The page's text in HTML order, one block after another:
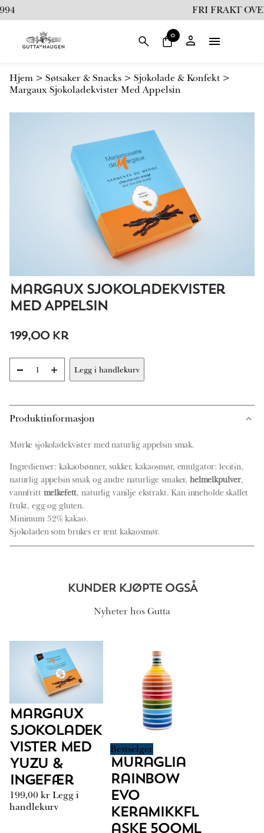
i
l
o
l
FRI FRAKT
0
Hjem > Søtsaker & Snacks > Sjokolade & Konfekt >
Margaux Sjokoladekvister Med Appelsin
Margaux Sjokoladekvister
med Appelsin
199,00 kr
-
Margaux
antall
+ Legg i handlekurv
Produktinformasjon
Mørke sjokoladekvister med naturlig appelsin smak.
Ingredienser: kakaobønner, sukker, kakaosmør, emulgator: lecitin,
naturlig appelsin smak og andre naturlige smaker, helmelkpulver,
vannfritt melkefett, naturlig vanilje ekstrakt. Kan inneholde skallet
frukt, egg og gluten.
Minimum 52% kakao.
Sjokoladen som brukes er rent kakaosmør.
KUNDER KJØPTE OGSÅ
Nyheter hos Gutta
Margaux
Sjokoladek
vister med
Yuzu &
Ingefær
199,00 kr Legg i
handlekurv
Bestselger
Muraglia
Rainbow
EVO
Keramikkfl
aske 500ml